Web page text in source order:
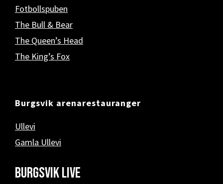
Fotbollspuben
The Bull & Bear
The Queen’s Head
The King’s Fox
Burgsvik arenarestauranger
Ullevi
Gamla Ullevi
Burgsvik Live